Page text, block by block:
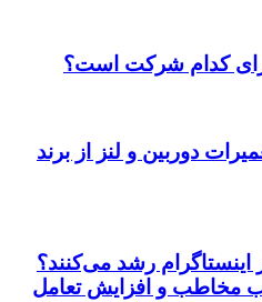
برای کدام شرکت است؟
دوربین و لنز از برند
رشد می‌کنند؟
و افزایش تعامل